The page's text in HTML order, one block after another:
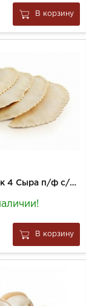
В корзину
Мини чебурек 4 Сыра п/ф с/м вес.
В корзину